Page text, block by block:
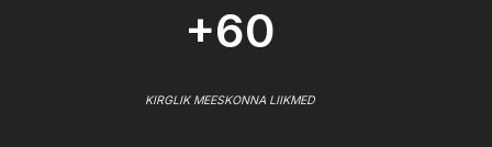
+60
KIRGLIK MEESKONNA LIIKMED